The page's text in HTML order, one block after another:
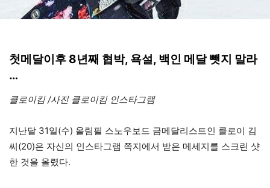
첫메달이후 8년째 협박, 욕설, 백인 메달 뺏지 말라
…
클로이킴 /사진 클로이킴 인스타그램
지난달 31일(수) 올림필 스노우보드 금메달리스트인 클로이 김
씨(20)은 자신의 인스타그램 쪽지에서 받은 메세지를 스크린 샷
한 것을 올렸다.